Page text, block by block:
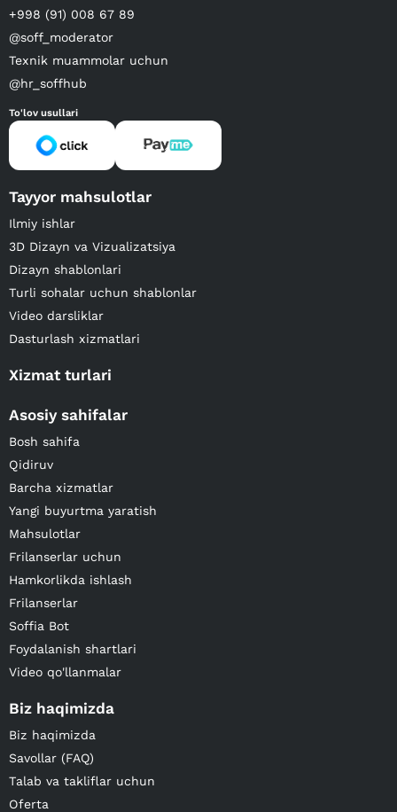
+998 (91) 008 67 89
@soff_moderator
Texnik muammolar uchun
@hr_soffhub
To'lov usullari
Tayyor mahsulotlar
Ilmiy ishlar
3D Dizayn va Vizualizatsiya
Dizayn shablonlari
Turli sohalar uchun shablonlar
Video darsliklar
Dasturlash xizmatlari
Xizmat turlari
Asosiy sahifalar
Bosh sahifa
Qidiruv
Barcha xizmatlar
Yangi buyurtma yaratish
Mahsulotlar
Frilanserlar uchun
Hamkorlikda ishlash
Frilanserlar
Soffia Bot
Foydalanish shartlari
Video qo'llanmalar
Biz haqimizda
Biz haqimizda
Savollar (FAQ)
Talab va takliflar uchun
Oferta